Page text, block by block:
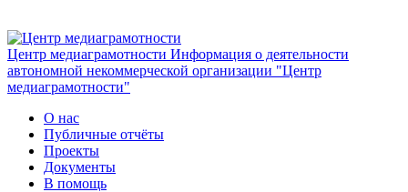
Центр медиаграмотности Информация о деятельности
автономной некоммерческой организации "Центр
медиаграмотности"
О нас
Публичные отчёты
Проекты
Документы
В помощь